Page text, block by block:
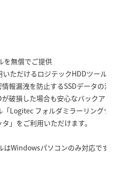
を無償でご提供
ただけるロジテックHDDツール
報漏洩を防止するSSDデータの
破損した場合も安心なバックア
「Logitec フォルダミラーリングツ
」をご利用いただけます。
Windowsパソコンのみ対応です。